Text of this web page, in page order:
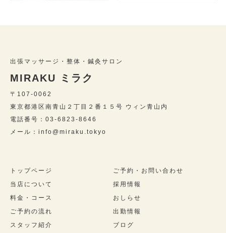
出張マッサージ・整体・鍼灸サロン
MIRAKU ミラク
〒107-0062
東京都港区南青山２丁目２番１５号 ウィン青山内
電話番号：03-6823-8646
メール：info@miraku.tokyo
トップページ
当店について
料金・コース
ご予約の流れ
スタッフ紹介
ご予約・お問い合わせ
採用情報
おしらせ
出勤情報
ブログ